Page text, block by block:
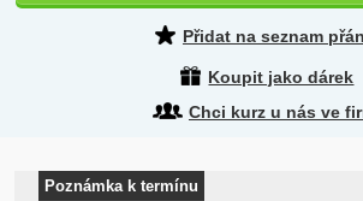
Přidat na seznam
Koupit jako dárek
Chci kurz u nás ve
Poznámka k termínu